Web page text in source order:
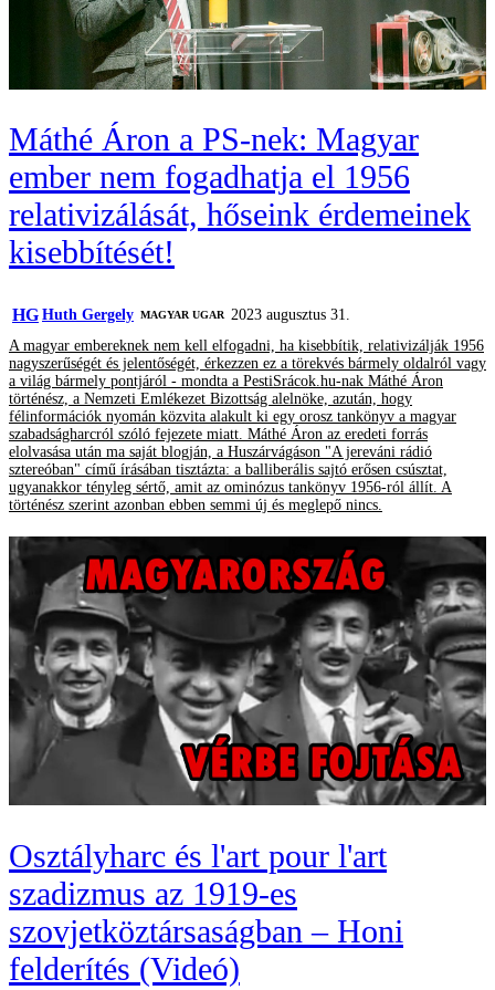
Máthé Áron a PS-nek: Magyar
ember nem fogadhatja el 1956
relativizálását, hőseink érdemeinek
kisebbítését!
HG Huth Gergely MAGYAR UGAR 2023 augusztus 31.
A magyar embereknek nem kell elfogadni, ha kisebbítik, relativizálják 1956
nagyszerűségét és jelentőségét, érkezzen ez a törekvés bármely oldalról vagy
a világ bármely pontjáról - mondta a PestiSrácok.hu-nak Máthé Áron
történész, a Nemzeti Emlékezet Bizottság alelnöke, azután, hogy
félinformációk nyomán közvita alakult ki egy orosz tankönyv a magyar
szabadságharcról szóló fejezete miatt. Máthé Áron az eredeti forrás
elolvasása után ma saját blogján, a Huszárvágáson "A jereváni rádió
sztereóban" című írásában tisztázta: a balliberális sajtó erősen csúsztat,
ugyanakkor tényleg sértő, amit az ominózus tankönyv 1956-ról állít. A
történész szerint azonban ebben semmi új és meglepő nincs.
Osztályharc és l'art pour l'art
szadizmus az 1919-es
szovjetköztársaságban – Honi
felderítés (Videó)